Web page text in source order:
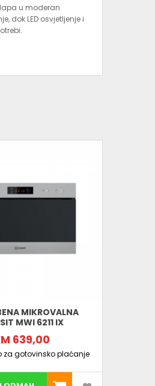
u moderan
dok LED osvjetljenje i
MIKROVALNA
MWI 6211 IX
639,00
za gotovinsko plaćanje